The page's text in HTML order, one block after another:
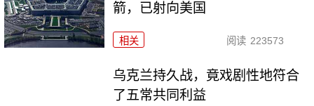
箭，已射向美国
相关 阅读 223573
乌克兰持久战，竟戏剧性地符合
了五常共同利益